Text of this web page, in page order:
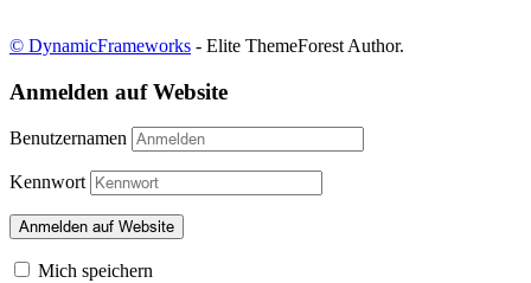
© DynamicFrameworks - Elite ThemeForest Author.
Anmelden auf Website
Benutzernamen
Kennwort
Anmelden auf Website
Mich speichern